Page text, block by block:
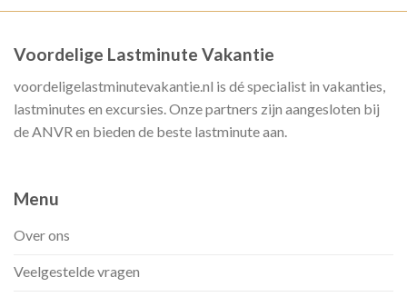
Voordelige Lastminute Vakantie
voordeligelastminutevakantie.nl is dé specialist in vakanties,
lastminutes en excursies. Onze partners zijn aangesloten bij
de ANVR en bieden de beste lastminute aan.
Menu
Over ons
Veelgestelde vragen